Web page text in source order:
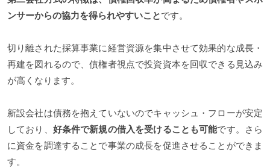
ンサーからの協力を得られやすいことです。
切り離された採算事業に経営資源を集中させて効果的な成長・
再建を図れるので、債権者視点で投資資本を回収できる見込み
が高くなります。
新設会社は債務を抱えていないのでキャッシュ・フローが安定
しており、 好条件で新規の借入を受けることも可能です。さら
に資金を調達することで事業の成長を促進させることができま
す。